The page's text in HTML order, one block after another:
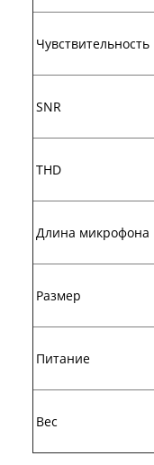
Чувствительность
SNR
THD
Длина микрофона
Размер
Питание
Вес